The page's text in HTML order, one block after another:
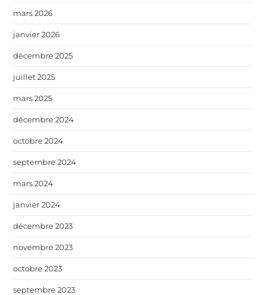
mars 2026
janvier 2026
décembre 2025
juillet 2025
mars 2025
décembre 2024
octobre 2024
septembre 2024
mars 2024
janvier 2024
décembre 2023
novembre 2023
octobre 2023
septembre 2023